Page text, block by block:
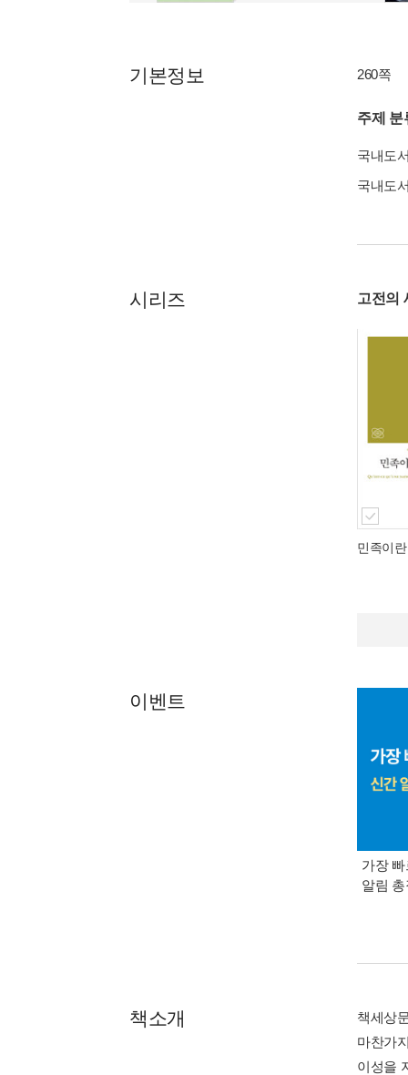
기본정보 260쪽
주제 분
국내도
국내도
시리즈 고전의
민족이
이벤트
가장
알림
책소개
책세상
마찬가
이성을